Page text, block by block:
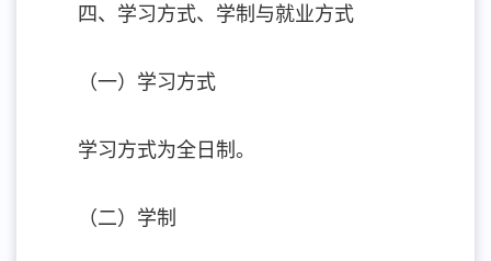
四、学习方式、学制与就业方式
（一）学习方式
学习方式为全日制。
（二）学制